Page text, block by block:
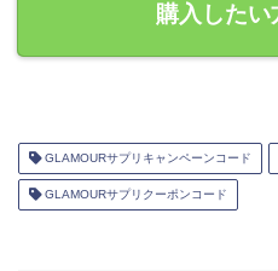
購入したい
GLAMOURサプリキャンペーンコード
GLAMOURサプリクーポンコード